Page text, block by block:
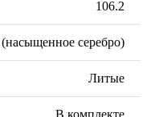
106.2
серебро)
Литые
В комплекте